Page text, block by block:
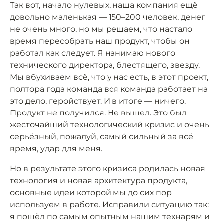
Так вот, начало нулевых, наша компания ещё
довольно маленькая — 150–200 человек, денег
не очень много, но мы решаем, что настало
время пересобрать наш продукт, чтобы он
работал как следует. Я нанимаю нового
технического директора, блестящего, звезду.
Мы вбухиваем всё, что у нас есть, в этот проект,
полтора года команда вся команда работает на
это дело, геройствует. И в итоге — ничего.
Продукт не получился. Не вышел. Это был
жесточайший технологический кризис и очень
серьёзный, пожалуй, самый сильный за всё
время, удар для меня.
Но в результате этого кризиса родилась новая
технология и новая архитектура продукта,
основные идеи которой мы до сих пор
используем в работе. Исправили ситуацию так:
я пошёл по самым опытным нашим технарям и